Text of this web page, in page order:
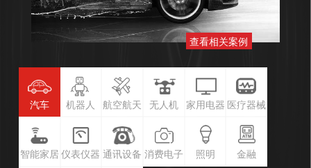
查看相关案例
汽车 机器人 航空航天 无人机 家用电器 医疗器械
智能家居 仪表仪器 通讯设备 消费电子 照明 金融